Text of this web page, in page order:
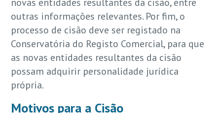
outras informações relevantes. Por fim, o
processo de cisão deve ser registado na
Conservatória do Registo Comercial, para que
as novas entidades resultantes da cisão
possam adquirir personalidade jurídica
própria.
Motivos para a Cisão